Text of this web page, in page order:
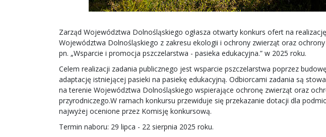
Zarząd Województwa Dolnośląskiego ogłasza otwarty konkurs ofert na
Województwa Dolnośląskiego z zakresu ekologii i ochrony zwierząt oraz
pn. „Wsparcie i promocja pszczelarstwa - pasieka edukacyjna.” w 2025 roku.
Celem realizacji zadania publicznego jest wsparcie pszczelarstwa poprzez
adaptację istniejącej pasieki na pasiekę edukacyjną. Odbiorcami zadania są
na terenie Województwa Dolnośląskiego wspierające ochronę zwierząt oraz
przyrodniczego.W ramach konkursu przewiduje się przekazanie dotacji dla
najwyżej ocenione przez Komisję konkursową.
Termin naboru: 29 lipca - 22 sierpnia 2025 roku.